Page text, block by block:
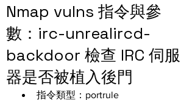
Nmap vulns 指令與參
數：irc-unrealircd-
backdoor 檢查 IRC 伺服
器是否被植入後門
指令類型：portrule